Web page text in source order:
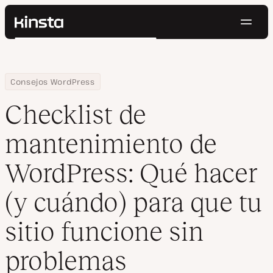
Kinsta®
Precios
Contacto
Buscar
Home
Centro de Recursos
Blog
Consejos WordPress
Checklist de mantenimiento de WordPress: Qué hacer (y
Checklist de
mantenimiento de
WordPress: Qué hacer
(y cuándo) para que tu
sitio funcione sin
problemas